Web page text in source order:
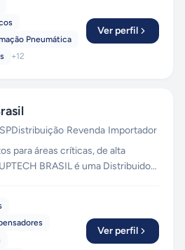
Pneumática
+12
Ver perfil
SPDistribuição·Revenda·Importador
para áreas críticas, de alta
com disponibilidade de envio
moto-express,
em loja física! Temos
Ver perfil